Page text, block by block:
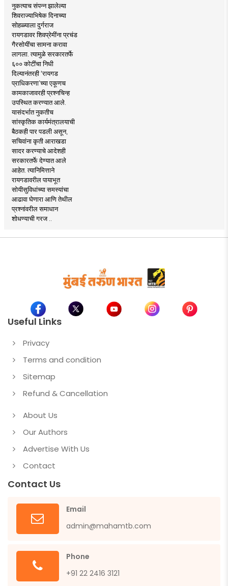
नुकत्याच संपन्न झालेल्या
शिवराज्याभिषेक दिनाच्या
सोहळ्याला दुर्गराज
रायगडावर शिवप्रेमींना प्रचंड
गैरसोयींचा सामना करावा
लागला. त्यामुळे सरकारतर्फे
६०० कोटींचा निधी
दिल्यानंतरही ‘रायगड
प्राधिकरणा’च्या एकूणच
कामकाजावरही प्रश्नचिन्ह
उपस्थित करण्यात आले.
यासंदर्भात नुकतीच
सांस्कृतिक कार्यमंत्रालयाची
बैठकही पार पडली असून,
सचिवांना कृती आराखडा
सादर करण्याचे आदेशही
सरकारतर्फे देण्यात आले
आहेत. त्यानिमित्ताने
रायगडावरील पायाभूत
सोयीसुविधांच्या समस्यांचा
आढावा घेणारा आणि तेथील
प्रश्नांवरील समाधान
शोधण्याची गरज ..
Useful Links
Privacy
Terms and condition
Sitemap
Refund & Cancellation
About Us
Our Authors
Advertise With Us
Contact
Contact Us
Email
admin@mahamtb.com
Phone
+91 22 2416 3121